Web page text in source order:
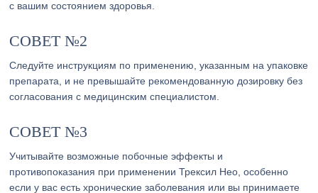
с вашим состоянием здоровья.
СОВЕТ №2
Следуйте инструкциям по применению, указанным на упаковке
препарата, и не превышайте рекомендованную дозировку без
согласования с медицинским специалистом.
СОВЕТ №3
Учитывайте возможные побочные эффекты и
противопоказания при применении Трексил Нео, особенно
если у вас есть хронические заболевания или вы принимаете